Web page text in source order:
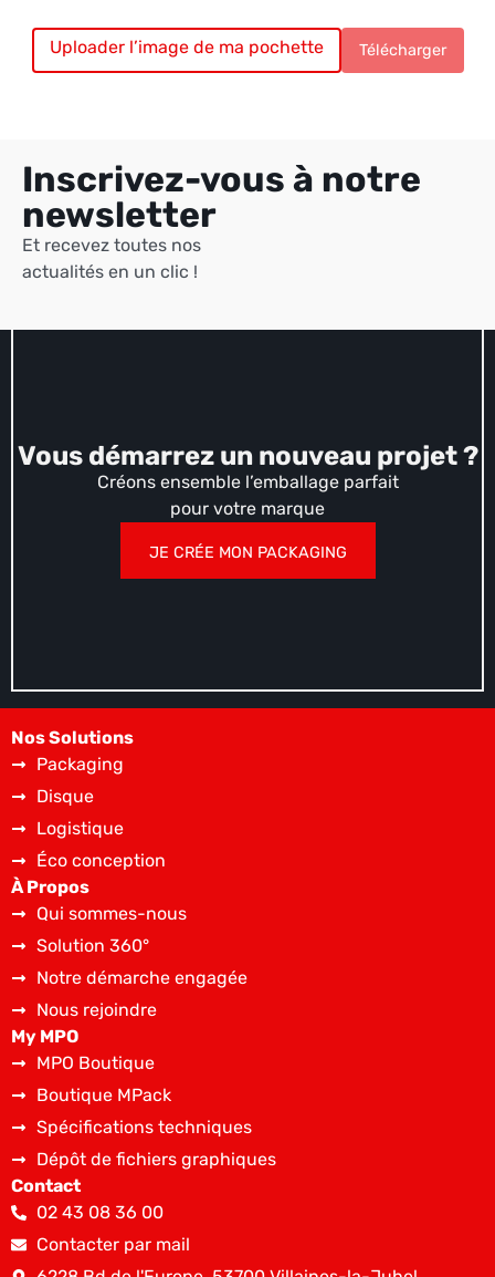
Chargement du vinyle…
Uploader l’image de ma pochette Télécharger
Inscrivez-vous à notre
newsletter
Et recevez toutes nos
actualités en un clic !
Vous démarrez un nouveau projet ?
Créons ensemble l’emballage parfait
pour votre marque
JE CRÉE MON PACKAGING
Nos Solutions
Packaging
Disque
Logistique
Éco conception
À Propos
Qui sommes-nous
Solution 360°
Notre démarche engagée
Nous rejoindre
My MPO
MPO Boutique
Boutique MPack
Spécifications techniques
Dépôt de fichiers graphiques
Contact
02 43 08 36 00
Contacter par mail